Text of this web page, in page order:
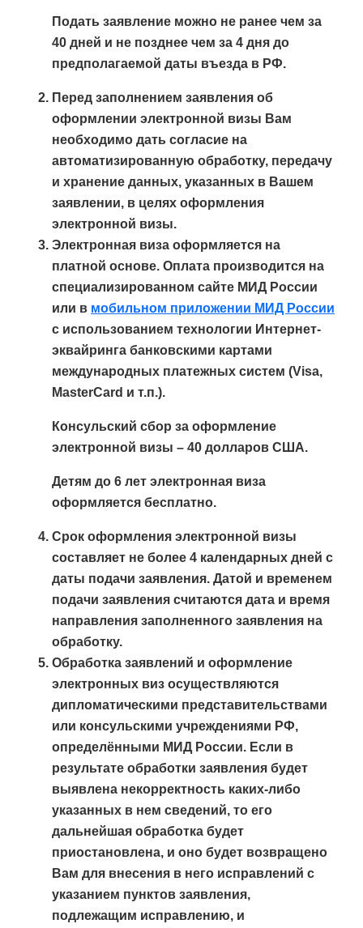
Подать заявление можно не ранее чем за
40 дней и не позднее чем за 4 дня до
предполагаемой даты въезда в РФ.
Перед заполнением заявления об
оформлении электронной визы Вам
необходимо дать согласие на
автоматизированную обработку, передачу
и хранение данных, указанных в Вашем
заявлении, в целях оформления
электронной визы.
Электронная виза оформляется на
платной основе. Оплата производится на
специализированном сайте МИД России
или в мобильном приложении МИД России
с использованием технологии Интернет-
эквайринга банковскими картами
международных платежных систем (Visa,
MasterCard и т.п.).
Консульский сбор за оформление
электронной визы – 40 долларов США.
Детям до 6 лет электронная виза
оформляется бесплатно.
Срок оформления электронной визы
составляет не более 4 календарных дней с
даты подачи заявления. Датой и временем
подачи заявления считаются дата и время
направления заполненного заявления на
обработку.
Обработка заявлений и оформление
электронных виз осуществляются
дипломатическими представительствами
или консульскими учреждениями РФ,
определёнными МИД России. Если в
результате обработки заявления будет
выявлена некорректность каких-либо
указанных в нем сведений, то его
дальнейшая обработка будет
приостановлена, и оно будет возвращено
Вам для внесения в него исправлений с
указанием пунктов заявления,
подлежащим исправлению, и